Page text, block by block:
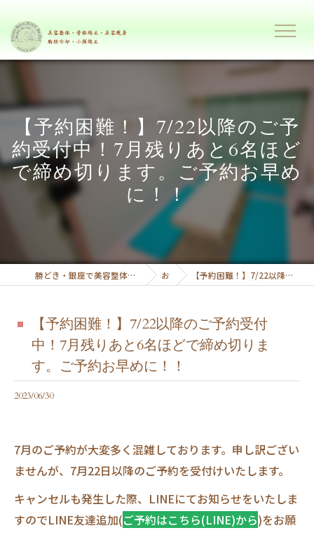
【予約困難！】7/22以降のご予
約受付中！7月残りあと6名ほど
で締め切ります。ご予約お早め
に！！
勝どき・銀座で美容整体と美容痩身で理想のボディーへ導くプライベートサロンボディーリセット お知らせ 【予約困難！】7/22以降のご予約受付中！7月残りあと6名ほどで締め切ります。ご予約お早めに！！
【予約困難！】7/22以降のご予約受付
中！7月残りあと6名ほどで締め切りま
す。ご予約お早めに！！
2023/06/30
7月のご予約が大変多く混雑しております。申し訳ござい
ませんが、7月22日以降のご予約を受付けいたします。
キャンセルも発生した際、LINEにてお知らせをいたしま
すのでLINE友達追加(ご予約はこちら(LINE)から)をお願